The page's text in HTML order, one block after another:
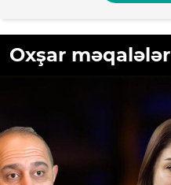
Oxşar məqalələr